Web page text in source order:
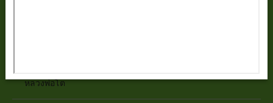
หลวงพ่อโต